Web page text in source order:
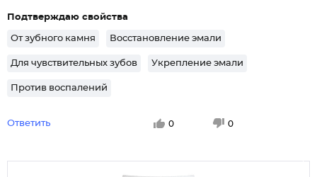
Подтверждаю свойства
От зубного камня Восстановление эмали
Для чувствительных зубов Укрепление эмали
Против воспалений
Ответить 0 0